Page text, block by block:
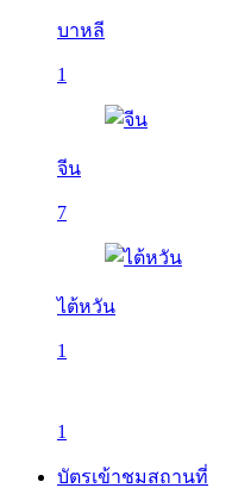
บาหลี
1
จีน
7
ไต้หวัน
1
1
บัตรเข้าชมสถานที่